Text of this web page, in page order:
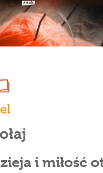
i miłość